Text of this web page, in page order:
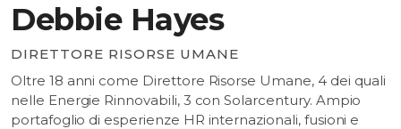
Debbie Hayes
DIRETTORE RISORSE UMANE
Oltre 18 anni come Direttore Risorse Umane, 4 dei quali
nelle Energie Rinnovabili, 3 con Solarcentury. Ampio
portafoglio di esperienze HR internazionali, fusioni e